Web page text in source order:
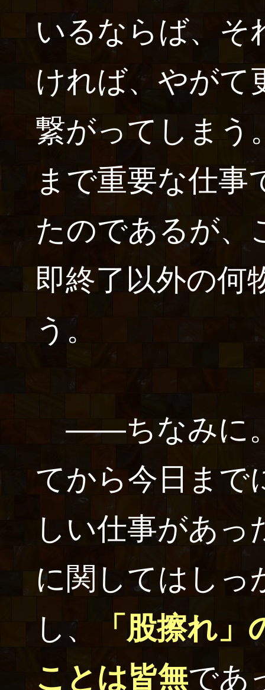
いるならば、そ
ければ、やがて
繋がってしまう
まで重要な仕事
たのであるが、
即終了以外の何
う。
――ちなみに
てから今日まで
しい仕事があ
に関してはしっ
し、
「股擦れ
ことは皆無であ